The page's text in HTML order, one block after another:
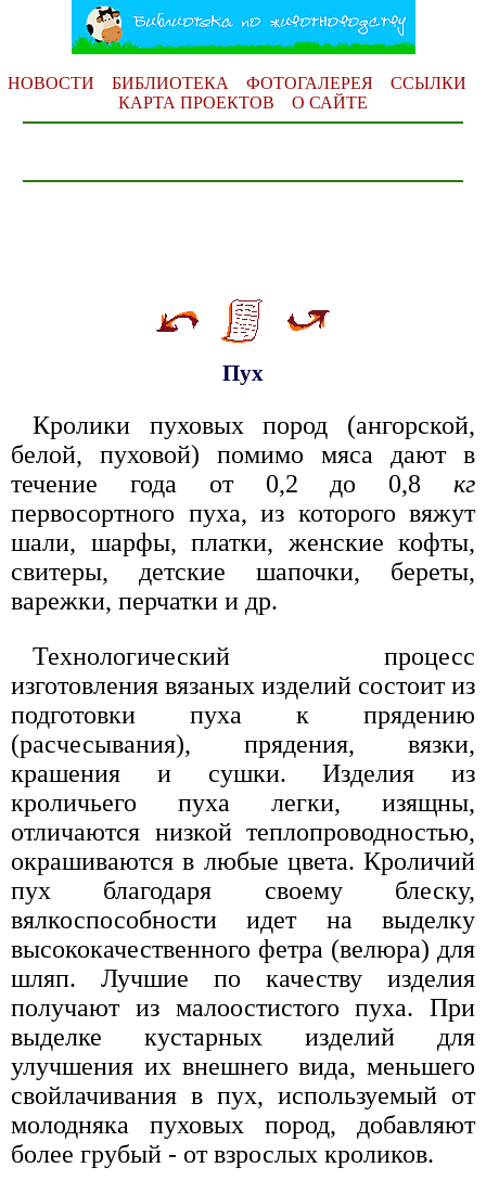
НОВОСТИ БИБЛИОТЕКА ФОТОГАЛЕРЕЯ
ССЫЛКИ
КАРТА ПРОЕКТОВ
О САЙТЕ
Пух
Кролики пуховых пород (ангорской,
белой, пуховой) помимо мяса дают в
течение года от 0,2 до 0,8 кг
первосортного пуха, из которого вяжут
шали, шарфы, платки, женские кофты,
свитеры, детские шапочки, береты,
варежки, перчатки и др.
Технологический процесс
изготовления вязаных изделий состоит из
подготовки пуха к прядению
(расчесывания), прядения, вязки,
крашения и сушки. Изделия из
кроличьего пуха легки, изящны,
отличаются низкой теплопроводностью,
окрашиваются в любые цвета. Кроличий
пух благодаря своему блеску,
вялкоспособности идет на выделку
высококачественного фетра (велюра) для
шляп. Лучшие по качеству изделия
получают из малоостистого пуха. При
выделке кустарных изделий для
улучшения их внешнего вида, меньшего
свойлачивания в пух, используемый от
молодняка пуховых пород, добавляют
более грубый - от взрослых кроликов.